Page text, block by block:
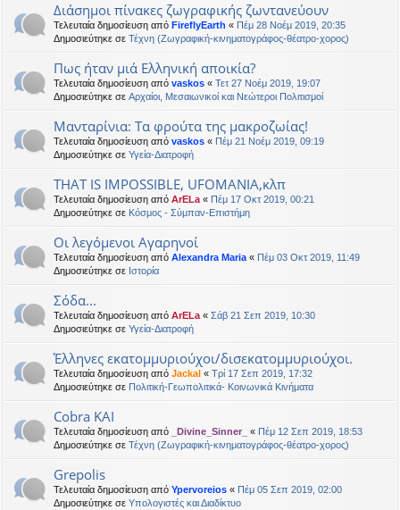
Διάσημοι πίνακες ζωγραφικής ζωντανεύουν
Τελευταία δημοσίευση από FireflyEarth « Πέμ 28 Νοέμ 2019, 20:35
Δημοσιεύτηκε σε Τέχνη (Ζωγραφική-κινηματογράφος-θέατρο-χορος)
Πως ήταν μιά Ελληνική αποικία?
Τελευταία δημοσίευση από vaskos « Τετ 27 Νοέμ 2019, 19:07
Δημοσιεύτηκε σε Αρχαίοι, Μεσαιωνικοί και Νεώτεροι Πολιτισμοί
Μανταρίνια: Τα φρούτα της μακροζωίας!
Τελευταία δημοσίευση από vaskos « Πέμ 21 Νοέμ 2019, 09:19
Δημοσιεύτηκε σε Υγεία-Διατροφή
THAT IS IMPOSSIBLE, UFOMANIA,κλπ
Τελευταία δημοσίευση από ArELa « Πέμ 17 Οκτ 2019, 00:21
Δημοσιεύτηκε σε Κόσμος - Σύμπαν-Επιστήμη
Οι λεγόμενοι Αγαρηνοί
Τελευταία δημοσίευση από Alexandra Maria « Πέμ 03 Οκτ 2019, 11:49
Δημοσιεύτηκε σε Ιστορία
Σόδα...
Τελευταία δημοσίευση από ArELa « Σάβ 21 Σεπ 2019, 10:30
Δημοσιεύτηκε σε Υγεία-Διατροφή
Έλληνες εκατομμυριούχοι/δισεκατομμυριούχοι.
Τελευταία δημοσίευση από Jackal « Τρί 17 Σεπ 2019, 17:32
Δημοσιεύτηκε σε Πολιτική-Γεωπολιτικά- Κοινωνικά Κινήματα
Cobra KAI
Τελευταία δημοσίευση από _Divine_Sinner_ « Πέμ 12 Σεπ 2019, 18:53
Δημοσιεύτηκε σε Τέχνη (Ζωγραφική-κινηματογράφος-θέατρο-χορος)
Grepolis
Τελευταία δημοσίευση από Ypervoreios « Πέμ 05 Σεπ 2019, 02:00
Δημοσιεύτηκε σε Υπολογιστές και Διαδίκτυο